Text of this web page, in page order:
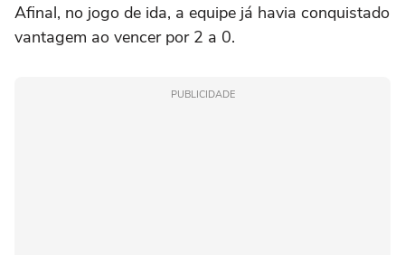
Afinal, no jogo de ida, a equipe já havia conquistado
vantagem ao vencer por 2 a 0.
PUBLICIDADE